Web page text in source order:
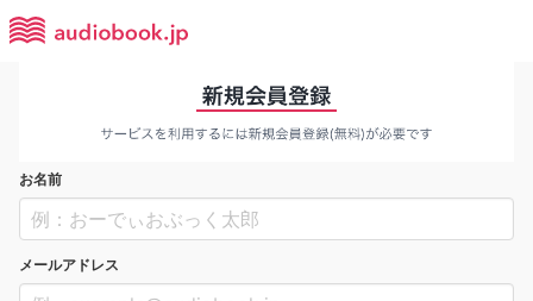
お名前
メールアドレス